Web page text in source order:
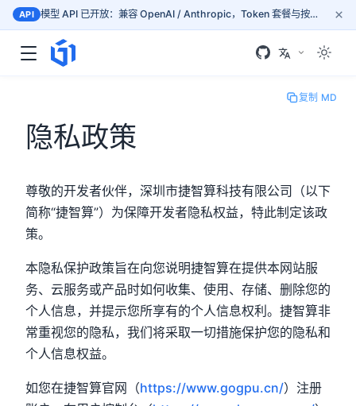
隐私政策
尊敬的开发者伙伴，深圳市捷智算科技有限公司（以下
简称“捷智算”）为保障开发者隐私权益，特此制定该政
策。
本隐私保护政策旨在向您说明捷智算在提供本网站服
务、云服务或产品时如何收集、使用、存储、删除您的
个人信息，并提示您所享有的个人信息权利。捷智算非
常重视您的隐私，我们将采取一切措施保护您的隐私和
个人信息权益。
如您在捷智算官网（https://www.gogpu.cn/）注册
API 模型 API 已开放：兼容 OpenAI / Anthropic，Token 套餐与按量计费，按文档接入 mass.gogpu.cn ×
复制 MD